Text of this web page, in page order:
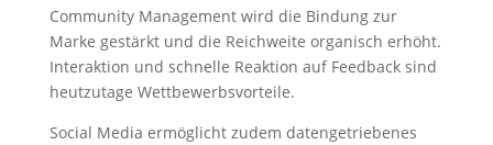
Community Management wird die Bindung zur
Marke gestärkt und die Reichweite organisch erhöht.
Interaktion und schnelle Reaktion auf Feedback sind
heutzutage Wettbewerbsvorteile.
Social Media ermöglicht zudem datengetriebenes